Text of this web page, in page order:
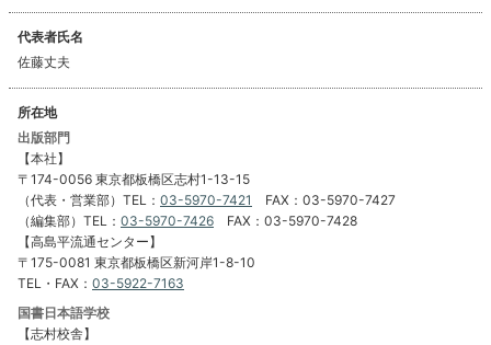
代表者氏名
佐藤丈夫
所在地
出版部門
【本社】
〒174-0056 東京都板橋区志村1-13-15
（代表・営業部）TEL： 03-5970-7421
FAX：03-5970-7427
（編集部）TEL： 03-5970-7426 FAX：03-5970-7428
【高島平流通センター】
〒175-0081 東京都板橋区新河岸1-8-10
TEL・FAX： 03-5922-7163
国書日本語学校
【志村校舎】